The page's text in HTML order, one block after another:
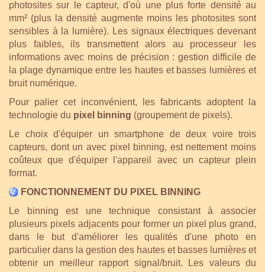
photosites sur le capteur, d'où une plus forte densité au
mm² (plus la densité augmente moins les photosites sont
sensibles à la lumière). Les signaux électriques devenant
plus faibles, ils transmettent alors au processeur les
informations avec moins de précision : gestion difficile de
la plage dynamique entre les hautes et basses lumières et
bruit numérique.
Pour palier cet inconvénient, les fabricants adoptent la
technologie du pixel binning (groupement de pixels).
Le choix d'équiper un smartphone de deux voire trois
capteurs, dont un avec pixel binning, est nettement moins
coûteux que d'équiper l'appareil avec un capteur plein
format.
FONCTIONNEMENT DU PIXEL BINNING
Le binning est une technique consistant à associer
plusieurs pixels adjacents pour former un pixel plus grand,
dans le but d'améliorer les qualités d'une photo en
particulier dans la gestion des hautes et basses lumières et
obtenir un meilleur rapport signal/bruit. Les valeurs du